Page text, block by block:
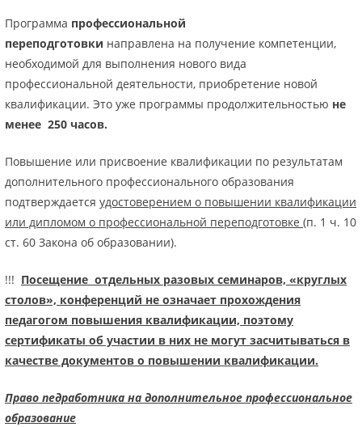
Программа профессиональной
переподготовки направлена на получение компетенции,
необходимой для выполнения нового вида
профессиональной деятельности, приобретение новой
квалификации. Это уже программы продолжительностью не
менее 250 часов.
Повышение или присвоение квалификации по результатам
дополнительного профессионального образования
подтверждается удостоверением о повышении квалификации
или дипломом о профессиональной переподготовке (п. 1 ч. 10
ст. 60 Закона об образовании).
!!! Посещение отдельных разовых семинаров, «круглых
столов», конференций не означает прохождения
педагогом повышения квалификации, поэтому
сертификаты об участии в них не могут засчитываться в
качестве документов о повышении квалификации.
Право педработника на дополнительное профессиональное
образование